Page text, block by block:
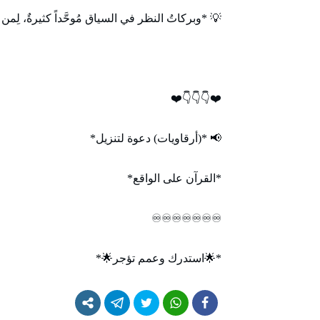
💡 *وبركاتُ النظر في السياق مُوحَّداً كثيرةٌ، لِمن
❤️👇👇👇❤️
📢 *(أرقاويات) دعوة لتنزيل*
*القرآن على الواقع*
♾️♾️♾️♾️♾️♾️♾️
*🌟استدرك وعمم تؤجر🌟*